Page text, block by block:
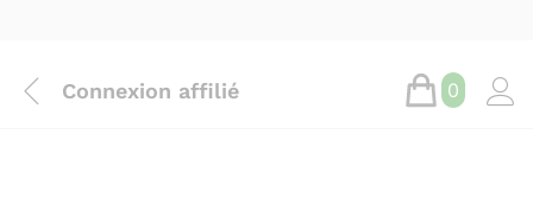
Connexion affilié 0